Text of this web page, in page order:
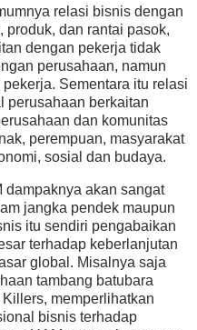
relasi bisnis dengan
produk, dan rantai pasok,
dengan pekerja tidak
perusahaan, namun
Sementara itu relasi
perusahaan berkaitan
dan komunitas
perempuan, masyarakat
sosial dan budaya.
dampaknya akan sangat
jangka pendek maupun
itu sendiri pengabaikan
terhadap keberlanjutan
global. Misalnya saja
tambang batubara
memperlihatkan
bisnis terhadap